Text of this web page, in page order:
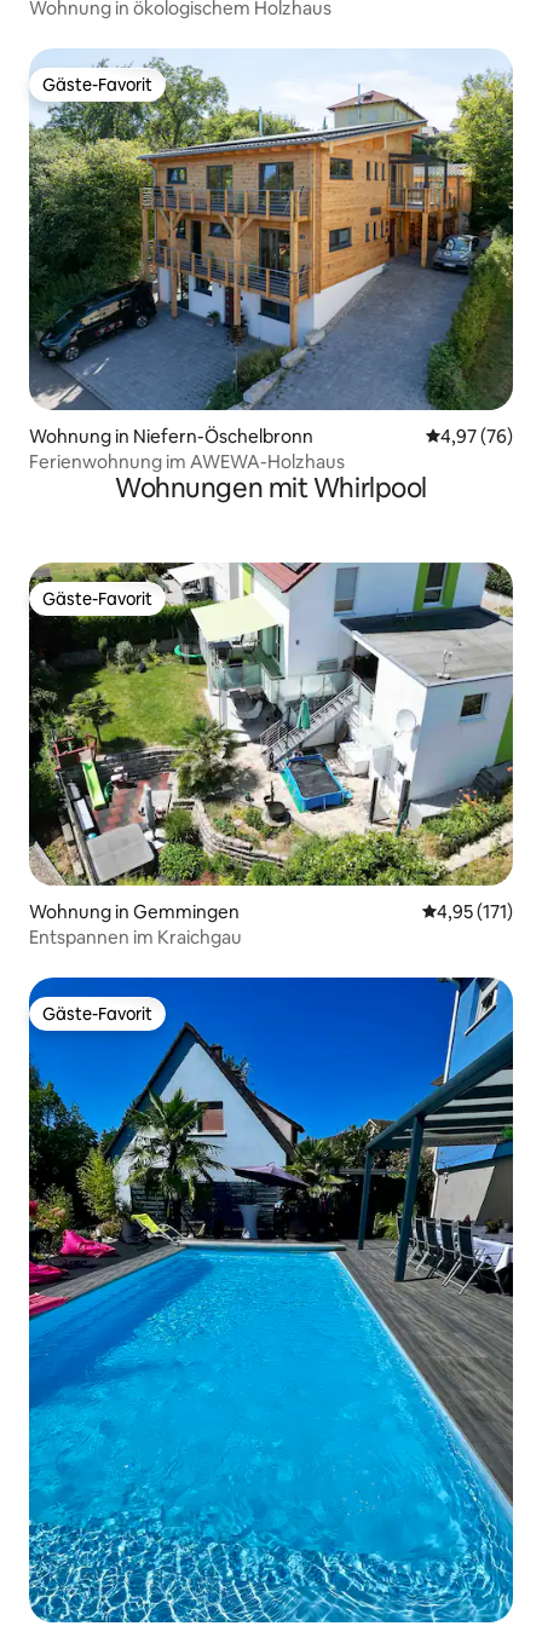
Wohnung in ökologischem Holzhaus
Gäste-Favorit
Gäste-Favorit
Wohnung in Niefern-Öschelbronn
4,97 (76)
Ferienwohnung im AWEWA-Holzhaus
Wohnungen mit Whirlpool
Gäste-Favorit
Gäste-Favorit
Wohnung in Gemmingen
4,95 (171)
Entspannen im Kraichgau
Gäste-Favorit
Gäste-Favorit